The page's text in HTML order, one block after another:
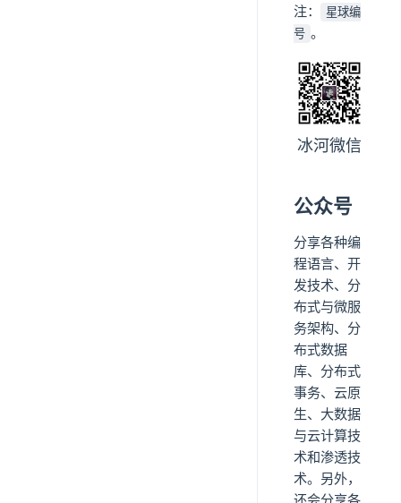
注：
星球编
号 。
冰河微信
公众号
分享各种编
程语言、开
发技术、分
布式与微服
务架构、分
布式数据
库、分布式
事务、云原
生、大数据
与云计算技
术和渗透技
术。另外，
还会分享各